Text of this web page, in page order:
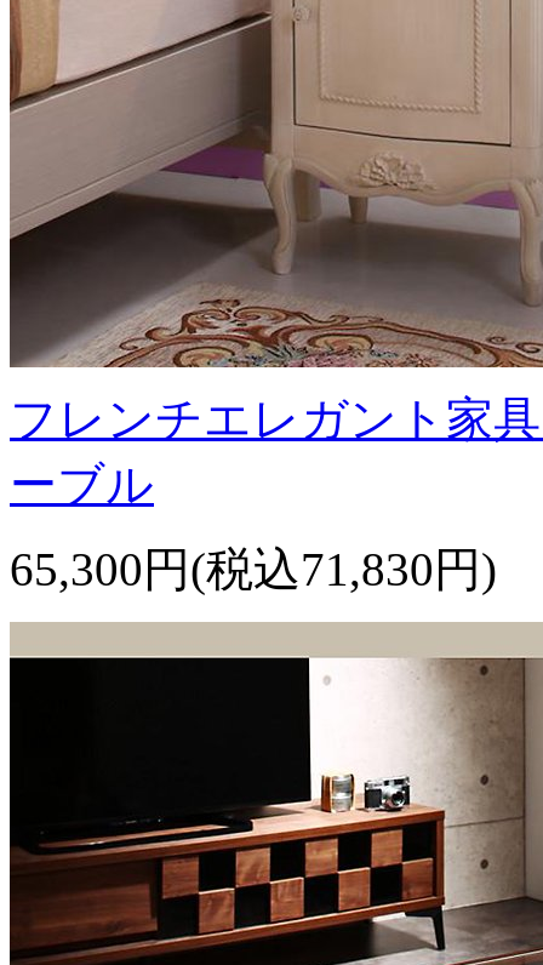
フレンチエレガント家
ーブル
65,300円(税込71,830円)